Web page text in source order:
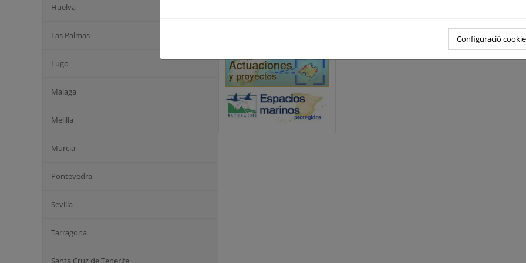
Huelva
Las Palmas
Lugo
Málaga
Melilla
Murcia
Pontevedra
Sevilla
Tarragona
Santa Cruz de Tenerife
Configuració